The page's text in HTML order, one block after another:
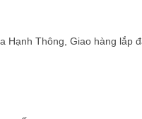
Hạnh Thông, Giao hàng lắp